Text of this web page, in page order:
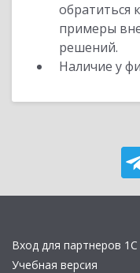
обратиться
примеры
решений.
Наличие у
Вход для партнеров 1С
Учебная версия